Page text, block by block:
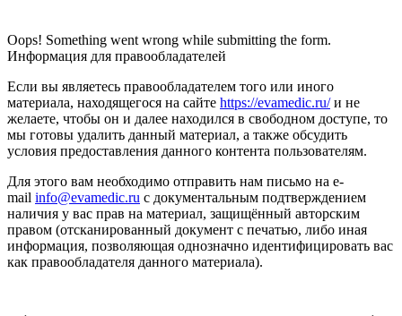
Oops! Something went wrong while submitting the form.
Информация для правообладателей
Если вы являетесь правообладателем того или иного
материала, находящегося на сайте https://evamedic.ru/и не
желаете, чтобы он и далее находился в свободном доступе, то
мы готовы удалить данный материал, а также обсудить
условия предоставления данного контента пользователям.
Для этого вам необходимо отправить нам письмо на e-
mail info@evamedic.ru с документальным подтверждением
наличия у вас прав на материал, защищённый авторским
правом (отсканированный документ с печатью, либо иная
информация, позволяющая однозначно идентифицировать вас
как правообладателя данного материала).